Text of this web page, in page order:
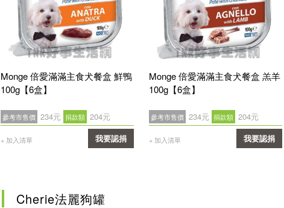
Monge 倍愛滿滿主食犬餐盒 鮮鴨
100g【6盒】
參考市售價 234元 捐款額 204元
+ 加入清單 我要認捐
Monge 倍愛滿滿主食犬餐盒 羔羊
100g【6盒】
參考市售價 234元 捐款額 204元
+ 加入清單 我要認捐
Cherie法麗狗罐